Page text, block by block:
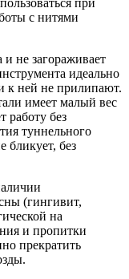
при
с нитями
и не загораживает
идеально
к ней не прилипают.
имеет малый вес
работу без
туннельного
бликует, без
(гингивит,
на
и пропитки
прекратить